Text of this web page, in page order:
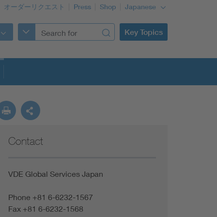
オーダーリクエスト Press Shop Japanese
Key Topics
Contact
VDE Global Services Japan
Phone +81 6-6232-1567
Fax +81 6-6232-1568